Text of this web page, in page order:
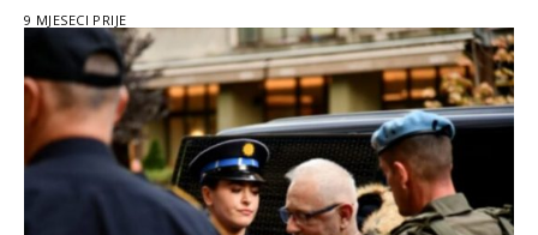
9 MJESECI PRIJE